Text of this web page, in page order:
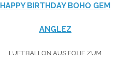
HAPPY BIRTHDAY BOHO GEM
ANGLEZ
LUFTBALLON AUS FOLIE ZUM